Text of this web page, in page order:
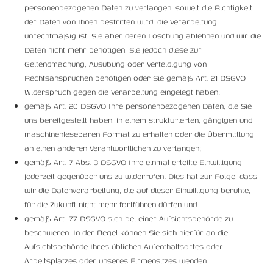
personenbezogenen Daten zu verlangen, soweit die Richtigkeit
der Daten von Ihnen bestritten wird, die Verarbeitung
unrechtmäßig ist, Sie aber deren Löschung ablehnen und wir die
Daten nicht mehr benötigen, Sie jedoch diese zur
Geltendmachung, Ausübung oder Verteidigung von
Rechtsansprüchen benötigen oder Sie gemäß Art. 21 DSGVO
Widerspruch gegen die Verarbeitung eingelegt haben;
gemäß Art. 20 DSGVO Ihre personenbezogenen Daten, die Sie
uns bereitgestellt haben, in einem strukturierten, gängigen und
maschinenlesebaren Format zu erhalten oder die Übermittlung
an einen anderen Verantwortlichen zu verlangen;
gemäß Art. 7 Abs. 3 DSGVO Ihre einmal erteilte Einwilligung
jederzeit gegenüber uns zu widerrufen. Dies hat zur Folge, dass
wir die Datenverarbeitung, die auf dieser Einwilligung beruhte,
für die Zukunft nicht mehr fortführen dürfen und
gemäß Art. 77 DSGVO sich bei einer Aufsichtsbehörde zu
beschweren. In der Regel können Sie sich hierfür an die
Aufsichtsbehörde Ihres üblichen Aufenthaltsortes oder
Arbeitsplatzes oder unseres Firmensitzes wenden.